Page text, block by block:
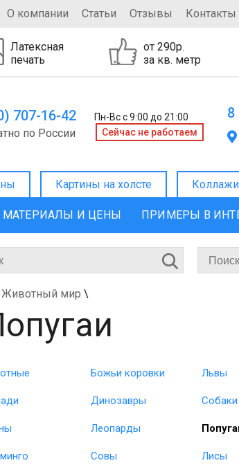
О компании Статьи Отзывы Контакты
Латексная
печать
от 290р.
за кв. метр
707-16-42 Пн-Вс с 9:00 до 21:00
по России Cейчас не работаем
8
Картины на холсте Коллажи
МАТЕРИАЛЫ И ЦЕНЫ ПРИМЕРЫ В
мир \
Божьи коровки Львы
Динозавры Собаки
Леопарды
Совы Лисы